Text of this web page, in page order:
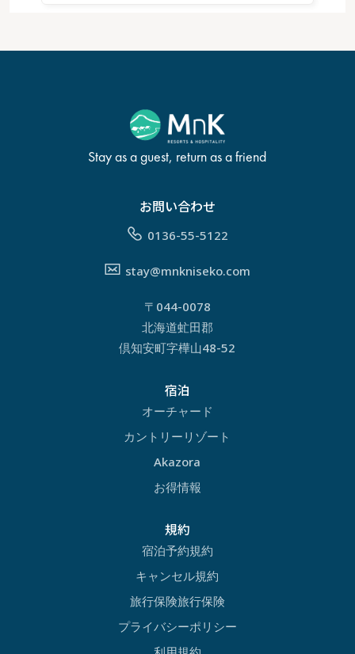
Stay as a guest, return as a friend
お問い合わせ
0136-55-5122
stay@mnkniseko.com
〒044-0078
北海道虻田郡
倶知安町字樺山48-52
宿泊
オーチャード
カントリーリゾート
Akazora
お得情報
規約
宿泊予約規約
キャンセル規約
旅行保険旅行保険
プライバシーポリシー